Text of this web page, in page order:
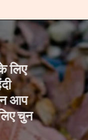
के लिए
मेहंदी
आप
लिए चुन